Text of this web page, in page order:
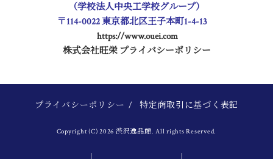
（学校法人中央工学校グループ）
〒114-0022 東京都北区王子本町1-4-13
https://www.ouei.com
株式会社旺栄 プライバシーポリシー
プライバシーポリシー / 特定商取引に基づく表記
Copyright (C) 2026 渋沢逸品館. All rights Reserved.